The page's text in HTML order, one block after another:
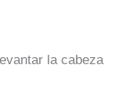
la cabeza